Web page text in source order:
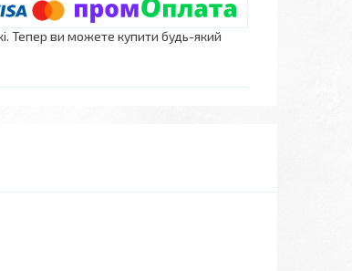
Тепер ви можете купити будь-який